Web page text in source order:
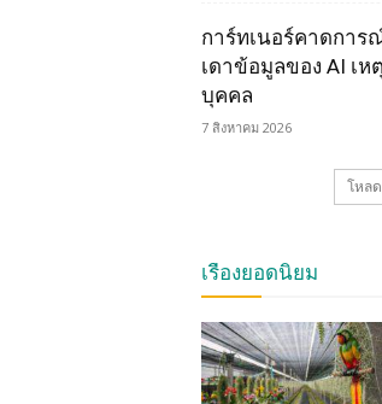
การ์ทเนอร์คาดการ
เดาข้อมูลของ AI เ
บุคคล
7 สิงหาคม 2026
โหล
เรื่องยอดนิยม